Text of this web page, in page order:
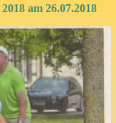
am 26.07.2018